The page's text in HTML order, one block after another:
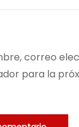
correo
para la